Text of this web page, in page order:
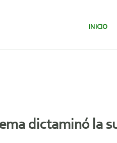
SALTAR
INICIO
dictaminó la